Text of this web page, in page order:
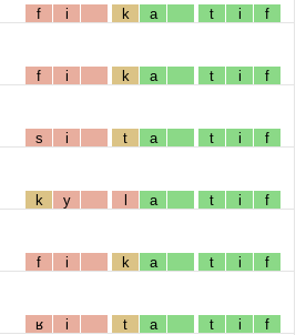
f i k a t i f
f i k a t i f
s i t a t i f
k y l a t i f
f i k a t i f
ʁ i t a t i f